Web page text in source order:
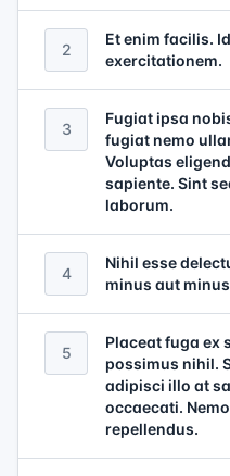
2
Et enim facilis.
exercitationem.
3
Fugiat ipsa
fugiat nemo
Voluptas
sapiente. Sint
laborum.
4
Nihil esse
minus aut
5
Placeat fuga ex
possimus nihil.
adipisci illo at
occaecati.
repellendus.